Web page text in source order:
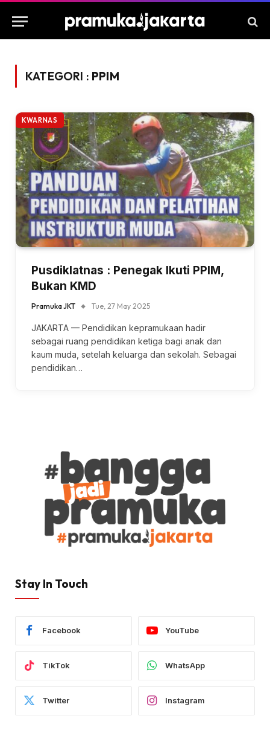
KATEGORI : PPIM
KWARNAS
Pusdiklatnas : Penegak Ikuti PPIM,
Bukan KMD
Pramuka JKT Tue, 27 May 2025
JAKARTA — Pendidikan kepramukaan hadir
sebagai ruang pendidikan ketiga bagi anak dan
kaum muda, setelah keluarga dan sekolah. Sebagai
pendidikan…
Stay In Touch
Facebook YouTube
TikTok WhatsApp
Twitter Instagram